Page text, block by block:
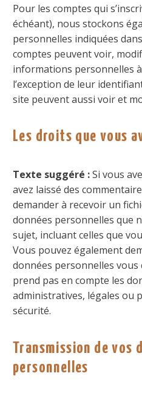
Pour les comptes qui
échéant), nous stockons
personnelles indiquées
comptes peuvent voir,
informations personnelles
l’exception de leur
site peuvent aussi voir et
Les droits que vous
Texte suggéré :Si vous
avez laissé des
demander à recevoir un
données personnelles que
sujet, incluant celles que
Vous pouvez également
données personnelles vous
prend pas en compte les
administratives, légales ou
sécurité.
Transmission de vos
personnelles